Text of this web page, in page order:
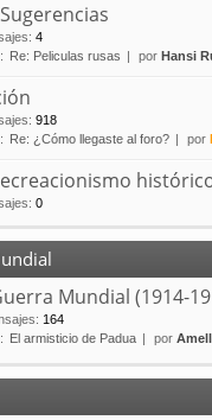
: 4
Re: Peliculas rusas por Hansi
: 918
Re: ¿Cómo llegaste al foro? por
: 0
Mundial (1914-
: 164
El armisticio de Padua por